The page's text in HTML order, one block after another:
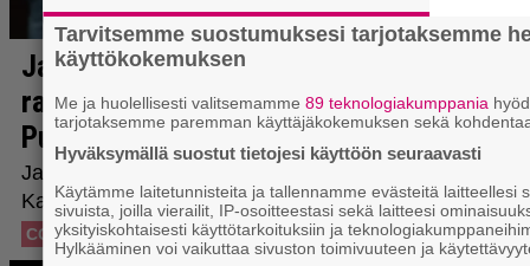
Tarvitsemme suostumuksesi tarjotaksemme
käyttökokemuksen
Me ja huolellisesti valitsemamme89 teknologiakumppania
tarjotaksemme paremman käyttäjäkokemuksen sekä
Hyväksymällä suostut tietojesi käyttöön seuraavasti
Käytämme laitetunnisteita ja tallennamme evästeitä laitteellesi
sivuista, joilla vierailit, IP-osoitteestasi sekä laitteesi
yksityiskohtaisesti käyttötarkoituksiin ja
Hylkääminen voi vaikuttaa sivuston toimivuuteen ja